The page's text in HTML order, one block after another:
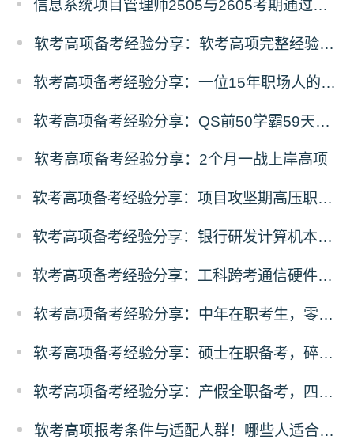
信息系统项目管理师2505与2605考期通过人数深度对比分析
软考高项备考经验分享：软考高项完整经验教训复盘
软考高项备考经验分享：一位15年职场人的68天高项备考经验
软考高项备考经验分享：QS前50学霸59天零基础高项冲刺之路
软考高项备考经验分享：2个月一战上岸高项
软考高项备考经验分享：项目攻坚期高压职场人，碎片时间突围备考
软考高项备考经验分享：银行研发计算机本硕，3个月100小时极速通关
软考高项备考经验分享：工科跨考通信硬件从业者，规划先行稳扎稳打通关
软考高项备考经验分享：中年在职考生，零基础突围备考经验
软考高项备考经验分享：硕士在职备考，碎片化时间高效通关方案
软考高项备考经验分享：产假全职备考，四轮递进式复习落地法
软考高项报考条件与适配人群！哪些人适合考高项